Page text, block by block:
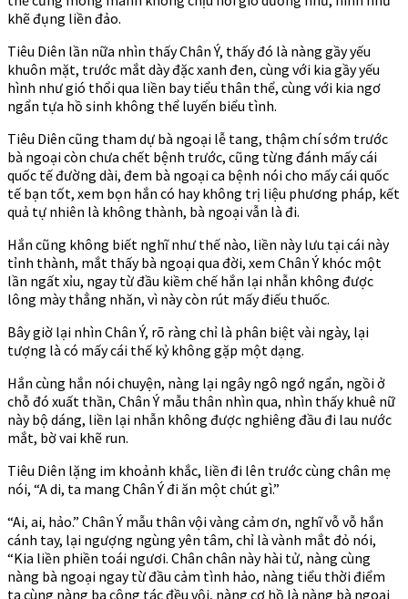
khẽ đụng liền đảo.
Tiêu Diên lần nữa nhìn thấy Chân Ý, thấy đó là nàng gầy yếu
khuôn mặt, trước mắt dày đặc xanh đen, cùng với kia gầy yếu
hình như gió thổi qua liền bay tiểu thân thể, cùng với kia ngơ
ngẩn tựa hồ sinh không thể luyến biểu tình.
Tiêu Diên cũng tham dự bà ngoại lễ tang, thậm chí sớm trước
bà ngoại còn chưa chết bệnh trước, cũng từng đánh mấy cái
quốc tế đường dài, đem bà ngoại ca bệnh nói cho mấy cái quốc
tế bạn tốt, xem bọn hắn có hay không trị liệu phương pháp, kết
quả tự nhiên là không thành, bà ngoại vẫn là đi.
Hắn cũng không biết nghĩ như thế nào, liền này lưu tại cái này
tỉnh thành, mắt thấy bà ngoại qua đời, xem Chân Ý khóc một
lần ngất xỉu, ngay từ đầu kiềm chế hắn lại nhẫn không được
lông mày thẳng nhăn, vì này còn rút mấy điếu thuốc.
Bây giờ lại nhìn Chân Ý, rõ ràng chỉ là phân biệt vài ngày, lại
tượng là có mấy cái thế kỷ không gặp một dạng.
Hắn cùng hắn nói chuyện, nàng lại ngây ngô ngớ ngẩn, ngồi ở
chỗ đó xuất thần, Chân Ý mẫu thân nhìn qua, nhìn thấy khuê nữ
này bộ dáng, liền lại nhẫn không được nghiêng đầu đi lau nước
mắt, bờ vai khẽ run.
Tiêu Diên lặng im khoảnh khắc, liền đi lên trước cùng chân mẹ
nói, “A di, ta mang Chân Ý đi ăn một chút gì.”
“Ai, ai, hảo.” Chân Ý mẫu thân vội vàng cảm ơn, nghĩ vỗ vỗ hắn
cánh tay, lại ngượng ngùng yên tâm, chỉ là vành mắt đỏ nói,
“Kia liền phiền toái ngươi. Chân chân này hài tử, nàng cùng
nàng bà ngoại ngay từ đầu cảm tình hảo, nàng tiểu thời điểm
ta cùng nàng ba công tác đều vội, nàng cơ hồ là nàng bà ngoại